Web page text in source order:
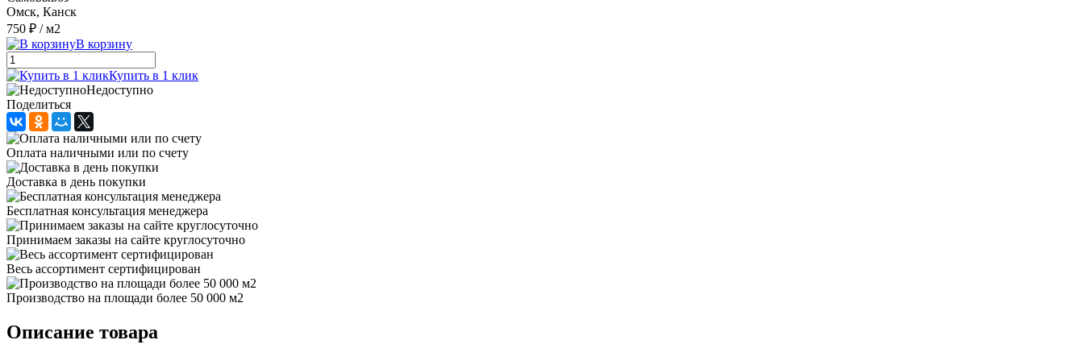
Омск, Канск
750 ₽ / м2
В корзину
Купить в 1 клик
Недоступно
Поделиться
Оплата наличными или по счету
Доставка в день покупки
Бесплатная консультация менеджера
Принимаем заказы на сайте круглосуточно
Весь ассортимент сертифицирован
Производство на площади более 50 000 м2
Описание товара